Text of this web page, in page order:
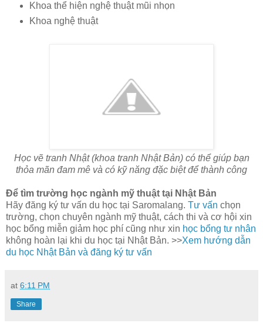
Khoa thể hiện nghệ thuật mũi nhọn
Khoa nghệ thuật
Học vẽ tranh Nhật (khoa tranh Nhật Bản) có thể giúp bạn
thỏa mãn đam mê và có kỹ năng đặc biệt để thành công
Để tìm trường học ngành mỹ thuật tại Nhật Bản
Hãy đăng ký tư vấn du học tại Saromalang. Tư vấn chọn
trường, chọn chuyên ngành mỹ thuật, cách thi và cơ hội xin
học bổng miễn giảm học phí cũng như xin học bổng tư nhân
không hoàn lại khi du học tại Nhật Bản. >>Xem hướng dẫn
du học Nhật Bản và đăng ký tư vấn
at 6:11 PM
Share